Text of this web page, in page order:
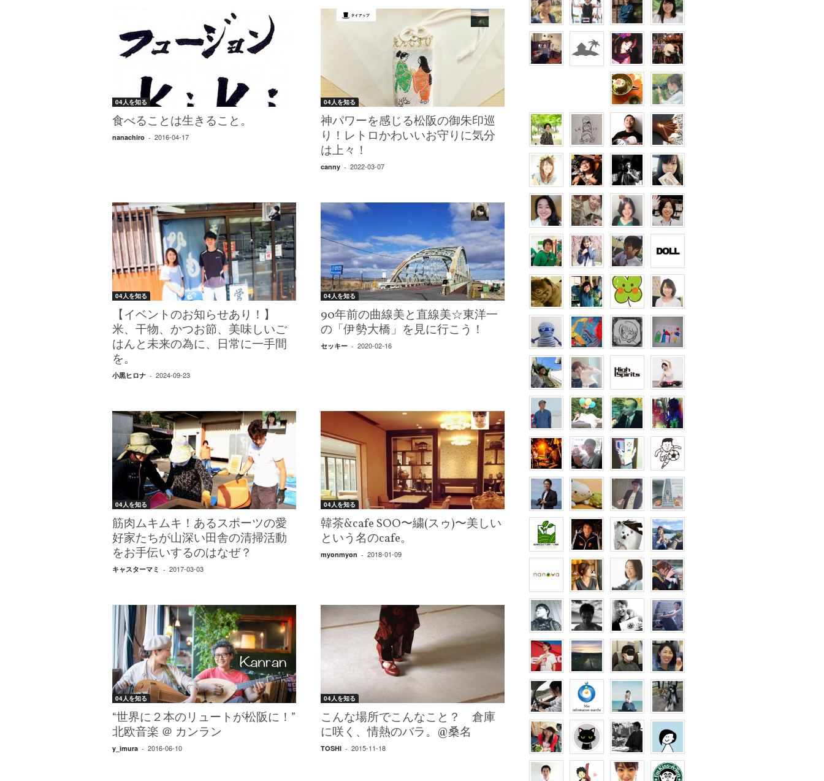
04人を知る
食べることは生きること。
nanachiro - 2016-04-17
04人を知る
神パワーを感じる松阪の御朱印巡
り！レトロかわいいお守りに気分
は上々！
canny - 2022-03-07
04人を知る
【イベントのお知らせあり！】
米、干物、かつお節、美味しいご
はんと未来の為に、日常に一手間
を。
小黒ヒロナ - 2024-09-23
04人を知る
90年前の曲線美と直線美☆東洋一
の「伊勢大橋」を見に行こう！
セッキー - 2020-02-16
04人を知る
筋肉ムキムキ！あるスポーツの愛
好家たちが山深い田舎の清掃活動
をお手伝いするのはなぜ？
キャスターマミ - 2017-03-03
04人を知る
韓茶&cafe SOO〜繍(スゥ)〜美しい
という名のcafe。
myonmyon - 2018-01-09
04人を知る
“世界に２本のリュートが松阪に！”
北欧音楽 ＠ カンラン
y_imura - 2016-06-10
04人を知る
こんな場所でこんなこと？ 倉庫
に咲く、情熱のバラ。@桑名
TOSHI - 2015-11-18